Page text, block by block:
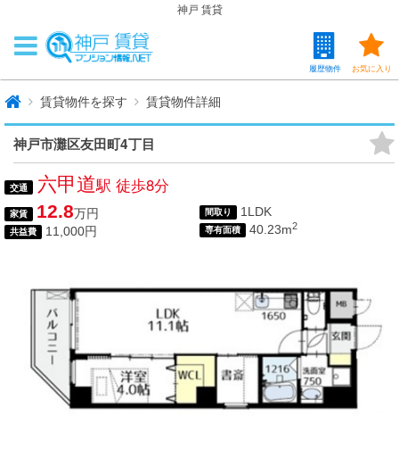
神戸 賃貸
お気に入り
履歴物件
賃貸物件を探す 賃貸物件詳細
神戸市灘区友田町4丁目
交通 六甲道駅 徒歩8分
家賃 12.8万円
共益費 11,000円
間取り 1LDK
専有面積 40.23m2